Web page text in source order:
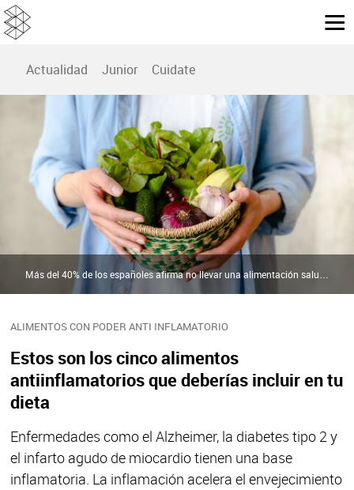
Actualidad Junior Cuidate
ALIMENTOS CON PODER ANTI INFLAMATORIO
Estos son los cinco alimentos
antiinflamatorios que deberías incluir en tu
dieta
Enfermedades como el Alzheimer, la diabetes tipo 2 y
el infarto agudo de miocardio tienen una base
inflamatoria. La inflamación acelera el envejecimiento
Más del 40% de los españoles afirma no llevar una alimentación saludable | Pexels